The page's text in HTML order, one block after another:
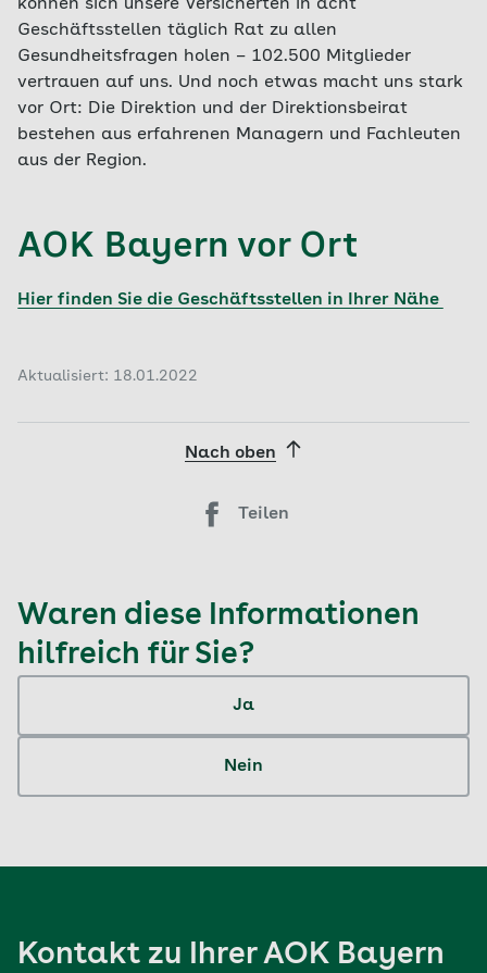
können sich unsere Versicherten in acht
Geschäftsstellen täglich Rat zu allen
Gesundheitsfragen holen – 102.500 Mitglieder
vertrauen auf uns. Und noch etwas macht uns stark
vor Ort: Die Direktion und der Direktionsbeirat
bestehen aus erfahrenen Managern und Fachleuten
aus der Region.
AOK Bayern vor Ort
Hier finden Sie die Geschäftsstellen in Ihrer Nähe
Aktualisiert: 18.01.2022
Nach oben
Teilen
Waren diese Informationen
hilfreich für Sie?
Ja
Nein
Kontakt zu Ihrer AOK Bayern